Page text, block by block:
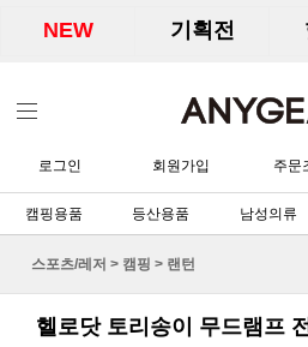
NEW 기획전
로그인 회원가입 주문
캠핑용품 등산용품 남성의류
스포츠/레저 > 캠핑 > 랜턴
헬로닷 토리송이 무드램프